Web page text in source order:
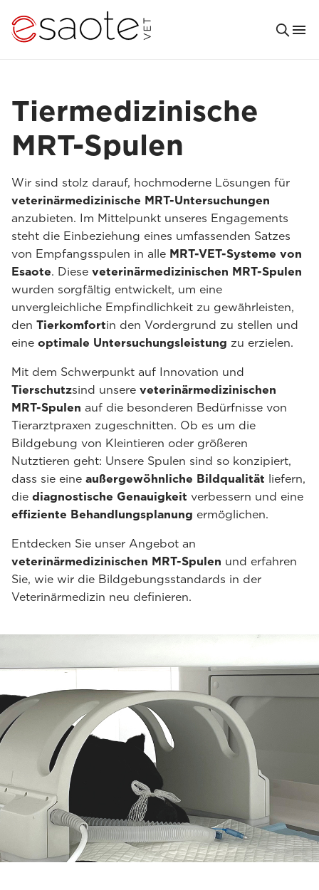
Tiermedizinische
MRT-Spulen
Wir sind stolz darauf, hochmoderne Lösungen für
veterinärmedizinische MRT-Untersuchungen
anzubieten. Im Mittelpunkt unseres Engagements
steht die Einbeziehung eines umfassenden Satzes
von Empfangsspulen in alle MRT-VET-Systeme von
Esaote. Diese veterinärmedizinischen MRT-Spulen
wurden sorgfältig entwickelt, um eine
unvergleichliche Empfindlichkeit zu gewährleisten,
den Tierkomfortin den Vordergrund zu stellen und
eine optimale Untersuchungsleistung zu erzielen.
Mit dem Schwerpunkt auf Innovation und
Tierschutzsind unsere veterinärmedizinischen
MRT-Spulen auf die besonderen Bedürfnisse von
Tierarztpraxen zugeschnitten. Ob es um die
Bildgebung von Kleintieren oder größeren
Nutztieren geht: Unsere Spulen sind so konzipiert,
dass sie eine außergewöhnliche Bildqualität liefern,
die diagnostische Genauigkeit verbessern und eine
effiziente Behandlungsplanung ermöglichen.
Entdecken Sie unser Angebot an
veterinärmedizinischen MRT-Spulen und erfahren
Sie, wie wir die Bildgebungsstandards in der
Veterinärmedizin neu definieren.